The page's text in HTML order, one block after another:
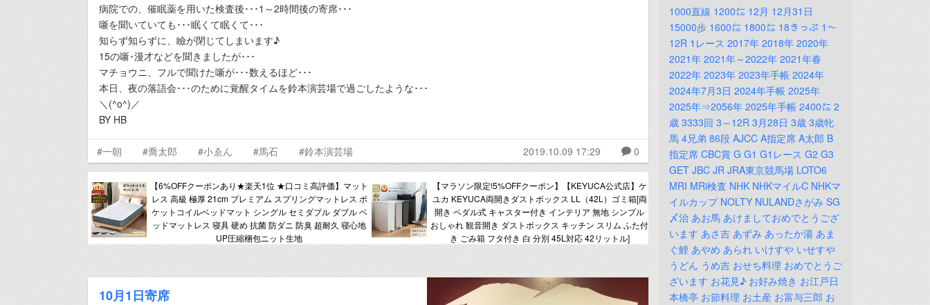
病院での、催眠薬を用いた検査後･･･1～2時間後の寄席･･･
噺を聞いていても･･･眠くて眠くて･･･
知らず知らずに、瞼が閉じてしまいます♪
15の噺･漫才などを聞きましたが･･･
マチョウニ、フルで聞けた噺が･･･数えるほど･･･
本日、夜の落語会･･･のために覚醒タイムを鈴本演芸場で過ごしたような･･･
＼(^o^)／
BY HB
#一朝 #喬太郎 #小ゑん #馬石 #鈴本演芸場 2019.10.09 17:29 0
【6%OFFクーポンあり★楽天1位 ★口コミ高評価】マット
レス 高級 極厚 21cm プレミアム スプリングマットレス ポ
ケットコイルベッドマット シングル セミダブル ダブル ベ
ッドマットレス 寝具 硬め 抗菌 防ダニ 防臭 超耐久 寝心地
UP圧縮梱包ニット生地
【マラソン限定!5%OFFクーポン】【KEYUCA公式店】ケ
ユカ KEYUCA両開きダストボックス LL（42L）ゴミ箱[両
開き ペダル式 キャスター付き インテリア 無地 シンプル
おしゃれ 観音開き ダストボックス キッチン スリム ふた付
き ごみ箱 フタ付き 白 分別 45L対応 42リットル]
10月1日寄席
1000直線 1200㍍ 12月 12月31日
15000歩 1600㍍ 1800㍍ 18きっぷ 1～
12R 1レース 2017年 2018年 2020年
2021年 2021年～2022年 2021年春
2022年 2023年 2023年手帳 2024年
2024年7月3日 2024年手帳 2025年
2025年⇒2056年 2025年手帳 2400㍍ 2
歳 3333回 3～12R 3月28日 3歳 3歳牝
馬 4兄弟 86段 AJCC A指定席 A太郎 B
指定席 CBC賞 G G1 G1レース G2 G3
GET JBC JR JRA東京競馬場 LOTO6
MRI MRi検査 NHK NHKマイルC NHKマ
イルカップ NOLTY NULANDさがみ SG
〆治 あお馬 あけましておめでとうござ
います あさ吉 あずみ あったか湯 あま
ぐ鯉 あやめ あられ いけすや いせすや
うどん うめ吉 おせち料理 おめでとうご
ざいます お花見♪ お好み焼き お江戸日
本橋亭 お節料理 お土産 お富与三郎 お